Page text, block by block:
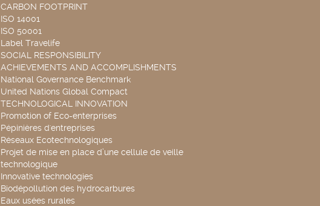
CARBON FOOTPRINT
ISO 14001
ISO 50001
Label Travelife
SOCIAL RESPONSIBILITY
ACHIEVEMENTS AND ACCOMPLISHMENTS
National Governance Benchmark
United Nations Global Compact
TECHNOLOGICAL INNOVATION
Promotion of Eco-enterprises
Pépinières d'entreprises
Réseaux Ecotechnologiques
Projet de mise en place d’une cellule de veille
technologique
Innovative technologies
Biodépollution des hydrocarbures
Eaux usées rurales